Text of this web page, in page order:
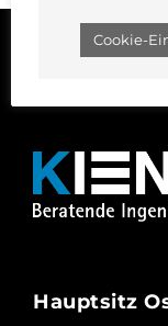
Hauptsitz
Cookie-